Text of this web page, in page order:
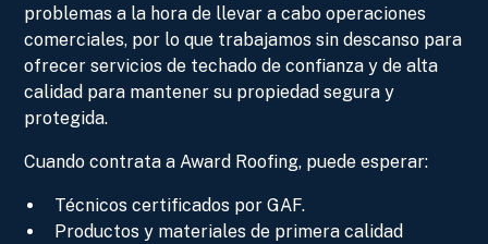
problemas a la hora de llevar a cabo operaciones
comerciales, por lo que trabajamos sin descanso para
ofrecer servicios de techado de confianza y de alta
calidad para mantener su propiedad segura y
protegida.
Cuando contrata a Award Roofing, puede esperar:
Técnicos certificados por GAF.
Productos y materiales de primera calidad